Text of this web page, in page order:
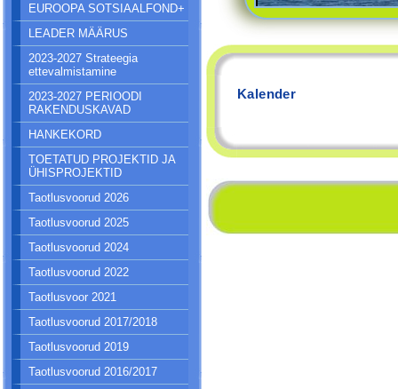
EUROOPA SOTSIAALFOND+
LEADER MÄÄRUS
2023-2027 Strateegia
ettevalmistamine
2023-2027 PERIOODI
RAKENDUSKAVAD
HANKEKORD
TOETATUD PROJEKTID JA
ÜHISPROJEKTID
Taotlusvoorud 2026
Taotlusvoorud 2025
Taotlusvoorud 2024
Taotlusvoorud 2022
Taotlusvoor 2021
Taotlusvoorud 2017/2018
Taotlusvoorud 2019
Taotlusvoorud 2016/2017
Kalender